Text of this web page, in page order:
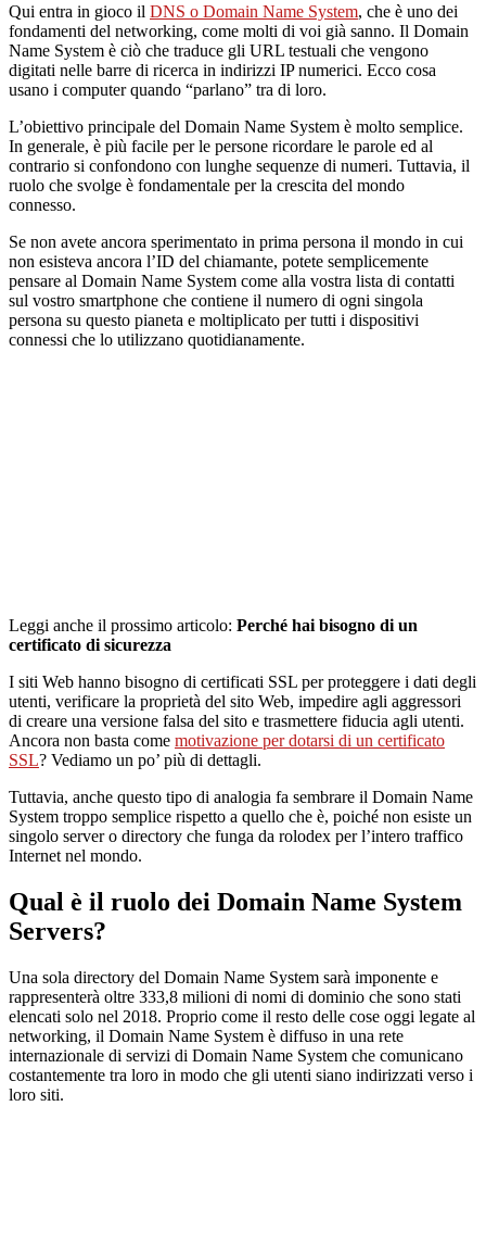
Qui entra in gioco il DNS o Domain Name System, che è uno dei
fondamenti del networking, come molti di voi già sanno. Il Domain
Name System è ciò che traduce gli URL testuali che vengono
digitati nelle barre di ricerca in indirizzi IP numerici. Ecco cosa
usano i computer quando “parlano” tra di loro.
L’obiettivo principale del Domain Name System è molto semplice.
In generale, è più facile per le persone ricordare le parole ed al
contrario si confondono con lunghe sequenze di numeri. Tuttavia, il
ruolo che svolge è fondamentale per la crescita del mondo
connesso.
Se non avete ancora sperimentato in prima persona il mondo in cui
non esisteva ancora l’ID del chiamante, potete semplicemente
pensare al Domain Name System come alla vostra lista di contatti
sul vostro smartphone che contiene il numero di ogni singola
persona su questo pianeta e moltiplicato per tutti i dispositivi
connessi che lo utilizzano quotidianamente.
Leggi anche il prossimo articolo: Perché hai bisogno di un
certificato di sicurezza
I siti Web hanno bisogno di certificati SSL per proteggere i dati degli
utenti, verificare la proprietà del sito Web, impedire agli aggressori
di creare una versione falsa del sito e trasmettere fiducia agli utenti.
Ancora non basta come motivazione per dotarsi di un certificato
SSL? Vediamo un po’ più di dettagli.
Tuttavia, anche questo tipo di analogia fa sembrare il Domain Name
System troppo semplice rispetto a quello che è, poiché non esiste un
singolo server o directory che funga da rolodex per l’intero traffico
Internet nel mondo.
Qual è il ruolo dei Domain Name System
Servers?
Una sola directory del Domain Name System sarà imponente e
rappresenterà oltre 333,8 milioni di nomi di dominio che sono stati
elencati solo nel 2018. Proprio come il resto delle cose oggi legate al
networking, il Domain Name System è diffuso in una rete
internazionale di servizi di Domain Name System che comunicano
costantemente tra loro in modo che gli utenti siano indirizzati verso i
loro siti.